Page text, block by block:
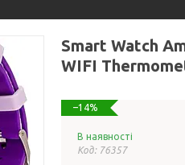
Smart Watch
WIFI
–14%
В наявності
Код: 76357